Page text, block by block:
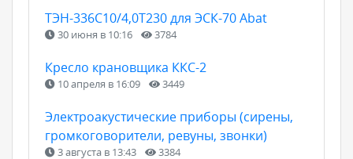
ТЭН-336С10/4,0Т230 для ЭСК-70 Abat
30 июня в 10:16 3784
Кресло крановщика ККС-2
10 апреля в 16:09 3449
Электроакустические приборы (сирены,
громкоговорители, ревуны, звонки)
3 августа в 13:43 3384